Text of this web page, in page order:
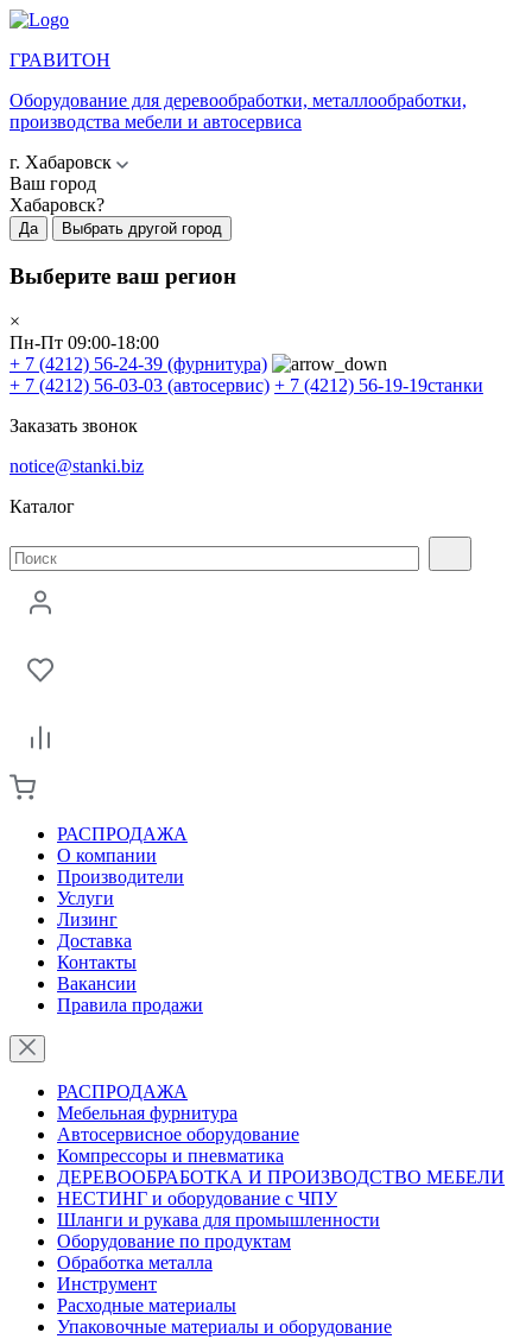
ГРАВИТОН
Оборудование для деревообработки, металлообработки,
производства мебели и автосервиса
г. Хабаровск
Ваш город
Хабаровск?
Да Выбрать другой город
Выберите ваш регион
×
Пн-Пт 09:00-18:00
+ 7 (4212) 56-24-39 (фурнитура)
+ 7 (4212) 56-03-03 (автосервис) + 7 (4212) 56-19-19станки
Заказать звонок
notice@stanki.biz
Каталог
РАСПРОДАЖА
О компании
Производители
Услуги
Лизинг
Доставка
Контакты
Вакансии
Правила продажи
РАСПРОДАЖА
Мебельная фурнитура
Автосервисное оборудование
Компрессоры и пневматика
ДЕРЕВООБРАБОТКА И ПРОИЗВОДСТВО МЕБЕЛИ
НЕСТИНГ и оборудование с ЧПУ
Шланги и рукава для промышленности
Оборудование по продуктам
Обработка металла
Инструмент
Расходные материалы
Упаковочные материалы и оборудование